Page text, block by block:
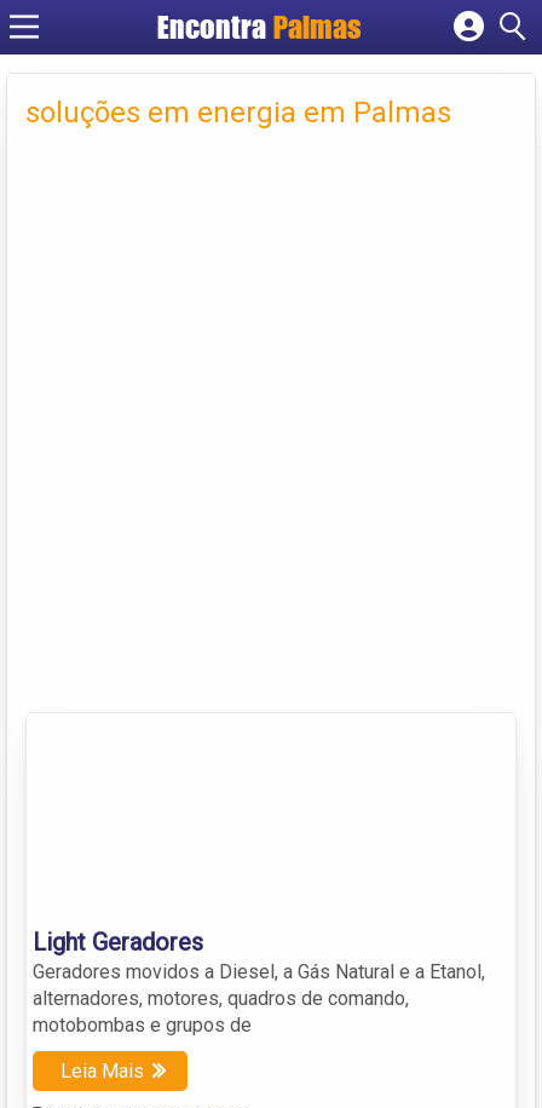
Encontra Palmas
Cadastrar empresa
Criar conta
soluções em energia em Palmas
Light Geradores
Geradores movidos a Diesel, a Gás Natural e a Etanol,
alternadores, motores, quadros de comando,
motobombas e grupos de
Leia Mais